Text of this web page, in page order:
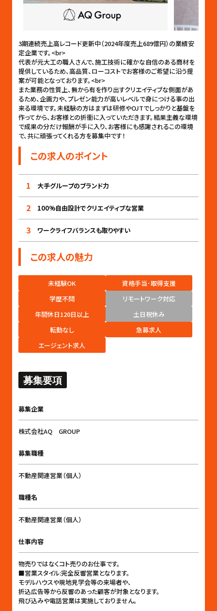
3期連続売上高レコード更新中（2024年度売上689億円）の業績安
定企業です。<br>
代表が元大工の職人さんで、施工技術に確かな自信のある商材を
提供しているため、高品質、ローコストでお客様のご希望に沿う提
案が可能となっております。<br>
また業務の性質上、無から有を作り出すクリエイティブな側面があ
るため、企画力や、プレゼン能力が高いレベルで身につける事の出
来る環境です。未経験の方はまずは研修やOJTでしっかりと基盤を
作ってから、お客様との折衝に入っていただきます。結果主義な環境
で成果の分だけ報酬が手に入り、お客様にも感謝されるこの環境
で、共に頑張ってくれる方を募集中です！
この求人のポイント
1 大手グループのブランド力
2 100%自由設計でクリエイティブな営業
3 ワークライフバランスも取りやすい
この求人の魅力
未経験OK
資格手当･取得支援
学歴不問
リモートワーク対応
年間休日120日以上
土日祝休み
転勤なし
急募求人
エージェント求人
募集要項
募集企業
株式会社AQ GROUP
募集職種
不動産関連営業（個人）
職種名
不動産関連営業（個人）
仕事内容
物売りではなくコト売りのお仕事です。
■営業スタイル:完全反響営業となります。
モデルハウスや現地見学会等の来場者や、
折込広告等から反響のあった顧客が対象となります。
飛び込みや電話営業は実施しておりません。